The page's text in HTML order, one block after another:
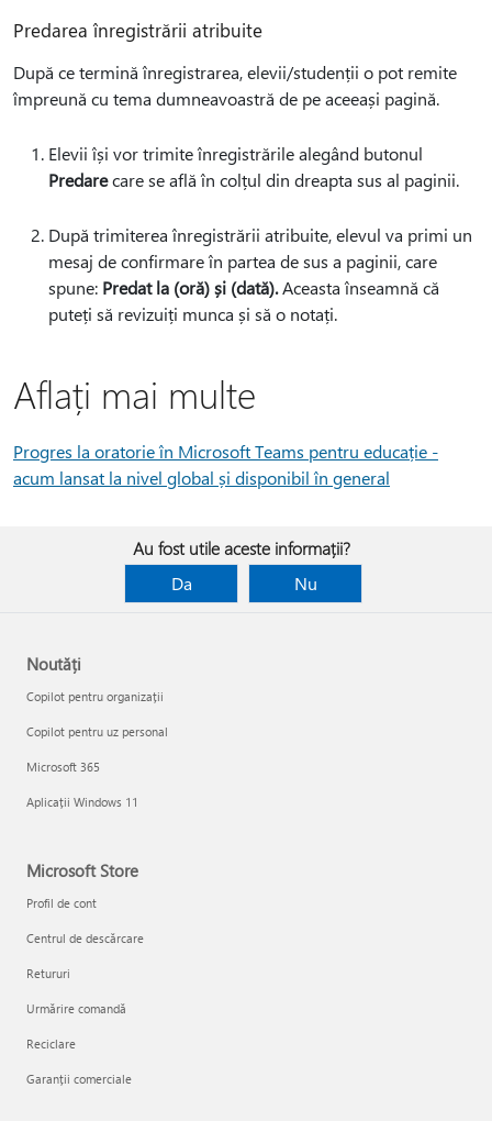
Predarea înregistrării atribuite
După ce termină înregistrarea, elevii/studenții o pot remite
împreună cu tema dumneavoastră de pe aceeași pagină.
Elevii își vor trimite înregistrările alegând butonul
Predarecare se află în colțul din dreapta sus al paginii.
După trimiterea înregistrării atribuite, elevul va primi un
mesaj de confirmare în partea de sus a paginii, care
spune: Predat la (oră) și (dată).Aceasta înseamnă că
puteți să revizuiți munca și să o notați.
Aflați mai multe
Progres la oratorie în Microsoft Teams pentru educație -
acum lansat la nivel global și disponibil în general
Au fost utile aceste informații?
Da
Nu
Noutăți
Copilot pentru organizații
Copilot pentru uz personal
Microsoft 365
Aplicații Windows 11
Microsoft Store
Profil de cont
Centrul de descărcare
Retururi
Urmărire comandă
Reciclare
Garanții comerciale